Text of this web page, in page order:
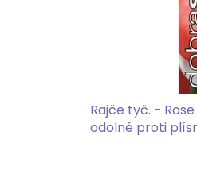
Rajče tyč. -
odolné proti